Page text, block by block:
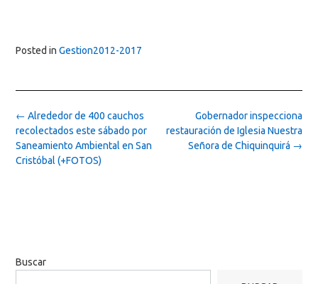
Posted in Gestion2012-2017
Post
navigation
Gobernador inspecciona
restauración de Iglesia Nuestra
Señora de Chiquinquirá →
← Alrededor de 400 cauchos
recolectados este sábado por
Saneamiento Ambiental en San
Cristóbal (+FOTOS)
Buscar